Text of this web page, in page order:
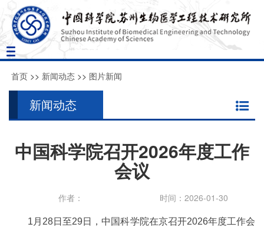
Toggle
navigation
首页 >> 新闻动态 >> 图片新闻
新闻动态
中国科学院召开2026年度工作
会议
作者： 时间：2026-01-30
1月28日至29日，中国科学院在京召开2026年度工作会